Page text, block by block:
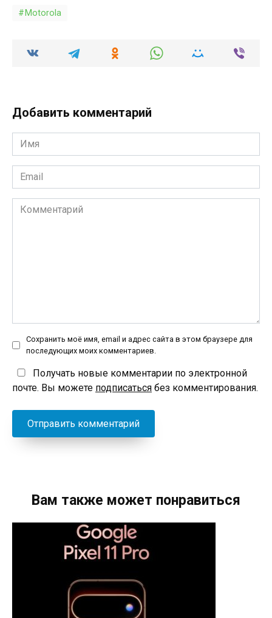
Motorola
Добавить комментарий
Имя
*
Email
*
Комментарий
Сохранить моё имя, email и адрес сайта в этом браузере для
последующих моих комментариев.
Получать новые комментарии по электронной
почте. Вы можете подписаться без комментирования.
Вам также может понравиться